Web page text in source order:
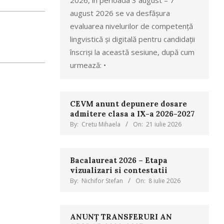
august 2026 se va desfășura
evaluarea nivelurilor de competență
lingvistică și digitală pentru candidații
înscriși la această sesiune, după cum
urmează: •
CEVM anunt depunere dosare
admitere clasa a IX-a 2026-2027
By: Cretu Mihaela On: 21 iulie 2026
Bacalaureat 2026 – Etapa
vizualizari si contestatii
By: Nichifor Stefan On: 8 iulie 2026
ANUNȚ TRANSFERURI AN